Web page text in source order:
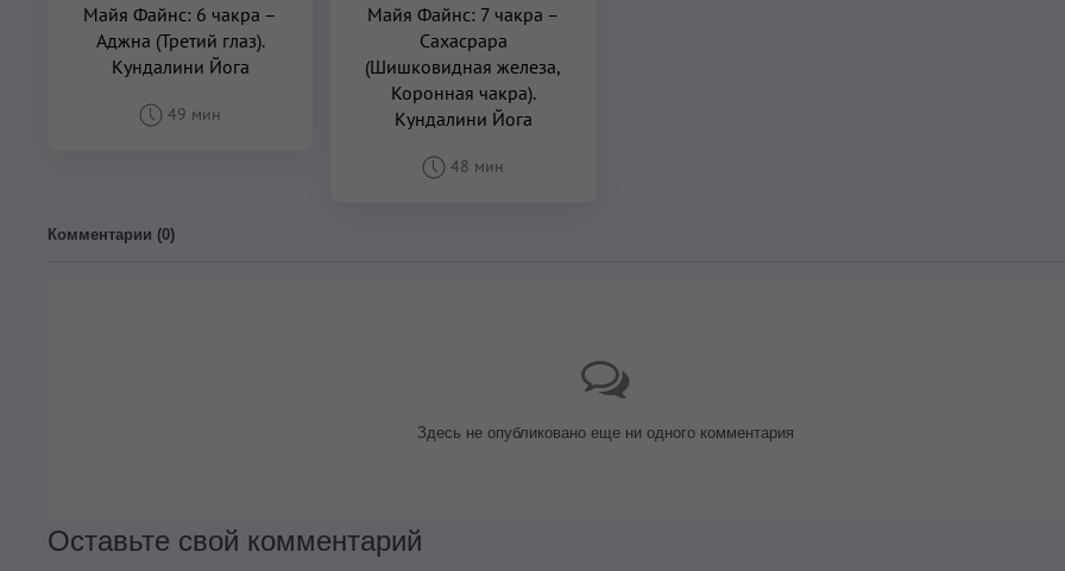
Майя Файнс: 6 чакра –
Аджна (Третий глаз).
Кундалини Йога
49 мин
Майя Файнс: 7 чакра –
Сахасрара
(Шишковидная железа,
Коронная чакра).
Кундалини Йога
48 мин
Комментарии (0)
Здесь не опубликовано еще ни одного комментария
Оставьте свой комментарий